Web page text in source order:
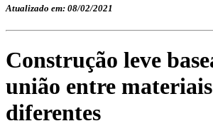
Atualizado em: 08/02/2021
Construção leve
união entre materiais
diferentes